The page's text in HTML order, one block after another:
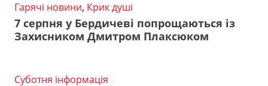
Гарячі новини, Крик душі
7 серпня у Бердичеві попрощаються із
Захисником Дмитром Плаксюком
Суботня інформація